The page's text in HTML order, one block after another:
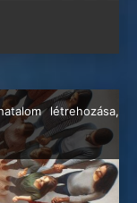
létrehozása,